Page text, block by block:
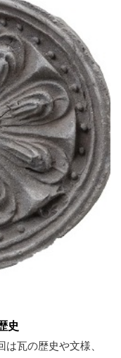
史
瓦の歴史や文様、